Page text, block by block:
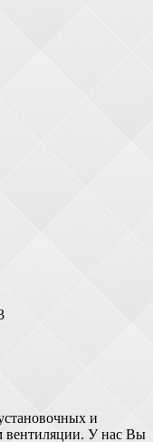
и
вентиляции. У нас Вы